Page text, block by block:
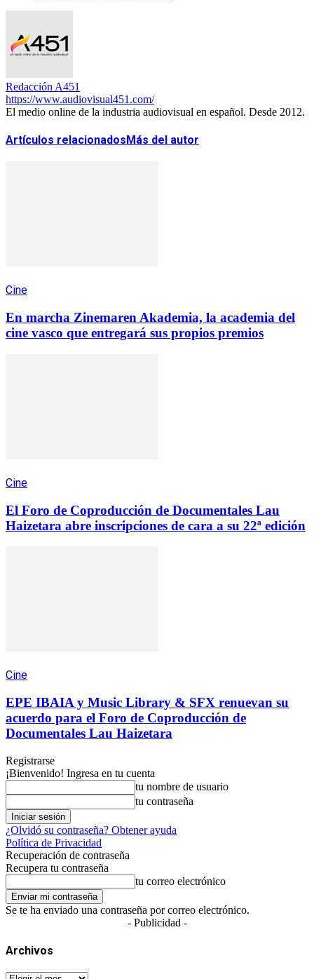
Redacción A451
https://www.audiovisual451.com/
El medio online de la industria audiovisual en español. Desde 2012.
Artículos relacionadosMás del autor
Cine
En marcha Zinemaren Akademia, la academia del
cine vasco que entregará sus propios premios
Cine
El Foro de Coproducción de Documentales Lau
Haizetara abre inscripciones de cara a su 22ª edición
Cine
EPE IBAIA y Music Library & SFX renuevan su
acuerdo para el Foro de Coproducción de
Documentales Lau Haizetara
Registrarse
¡Bienvenido! Ingresa en tu cuenta
tu nombre de usuario
tu contraseña
¿Olvidó su contraseña? Obtener ayuda
Política de Privacidad
Recuperación de contraseña
Recupera tu contraseña
tu correo electrónico
Se te ha enviado una contraseña por correo electrónico.
- Publicidad -
Archivos